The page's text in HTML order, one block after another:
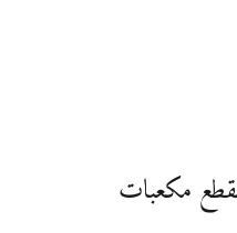
مكعبات